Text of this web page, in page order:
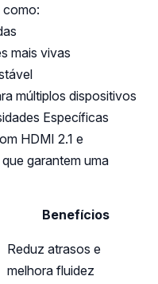
como:
mais vivas
múltiplos dispositivos
Específicas
HDMI 2.1 e
garantem uma
Benefícios
Reduz atrasos e
melhora fluidez